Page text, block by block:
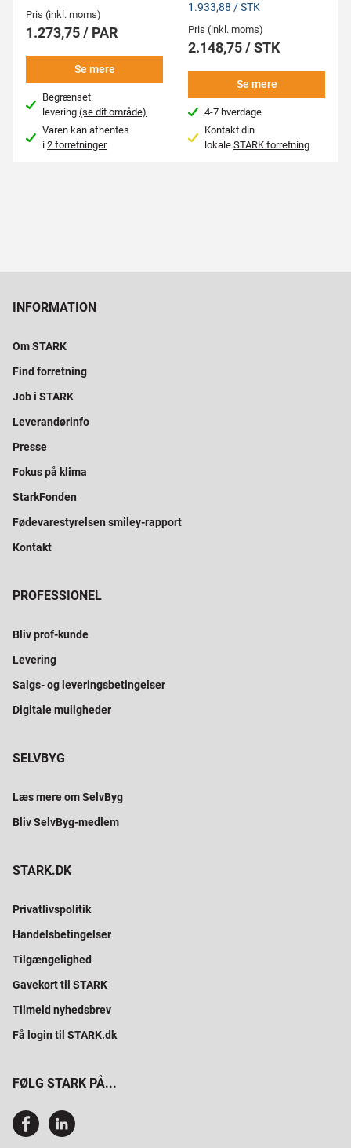
Pris (inkl. moms)
1.273,75 / PAR
Se mere
Begrænset
levering(se dit område)
Varen kan afhentes
i2 forretninger
1.933,88 / STK
Pris (inkl. moms)
2.148,75 / STK
Se mere
4-7 hverdage
Kontakt din
lokale STARK forretning
INFORMATION
Om STARK
Find forretning
Job i STARK
Leverandørinfo
Presse
Fokus på klima
StarkFonden
Fødevarestyrelsen smiley-rapport
Kontakt
PROFESSIONEL
Bliv prof-kunde
Levering
Salgs- og leveringsbetingelser
Digitale muligheder
SELVBYG
Læs mere om SelvByg
Bliv SelvByg-medlem
STARK.DK
Privatlivspolitik
Handelsbetingelser
Tilgængelighed
Gavekort til STARK
Tilmeld nyhedsbrev
Få login til STARK.dk
FØLG STARK PÅ...